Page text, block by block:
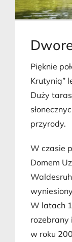
Pięknie
Krutynią”
Duży
przyrody.
W czasie
Domem
W latach
rozebrany
w roku